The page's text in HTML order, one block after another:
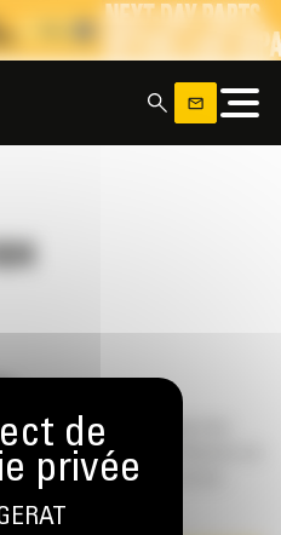
chemin. La page que vous
méandres de l’internet. Revenez sur
ou le bouton de retour, et nous